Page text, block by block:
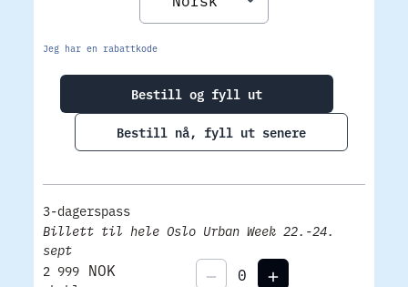
Jeg har en rabattkode
Bestill og fyll ut
Bestill nå, fyll ut senere
3-dagerspass
Billett til hele Oslo Urban Week 22.-24.
sept
2 999 NOK